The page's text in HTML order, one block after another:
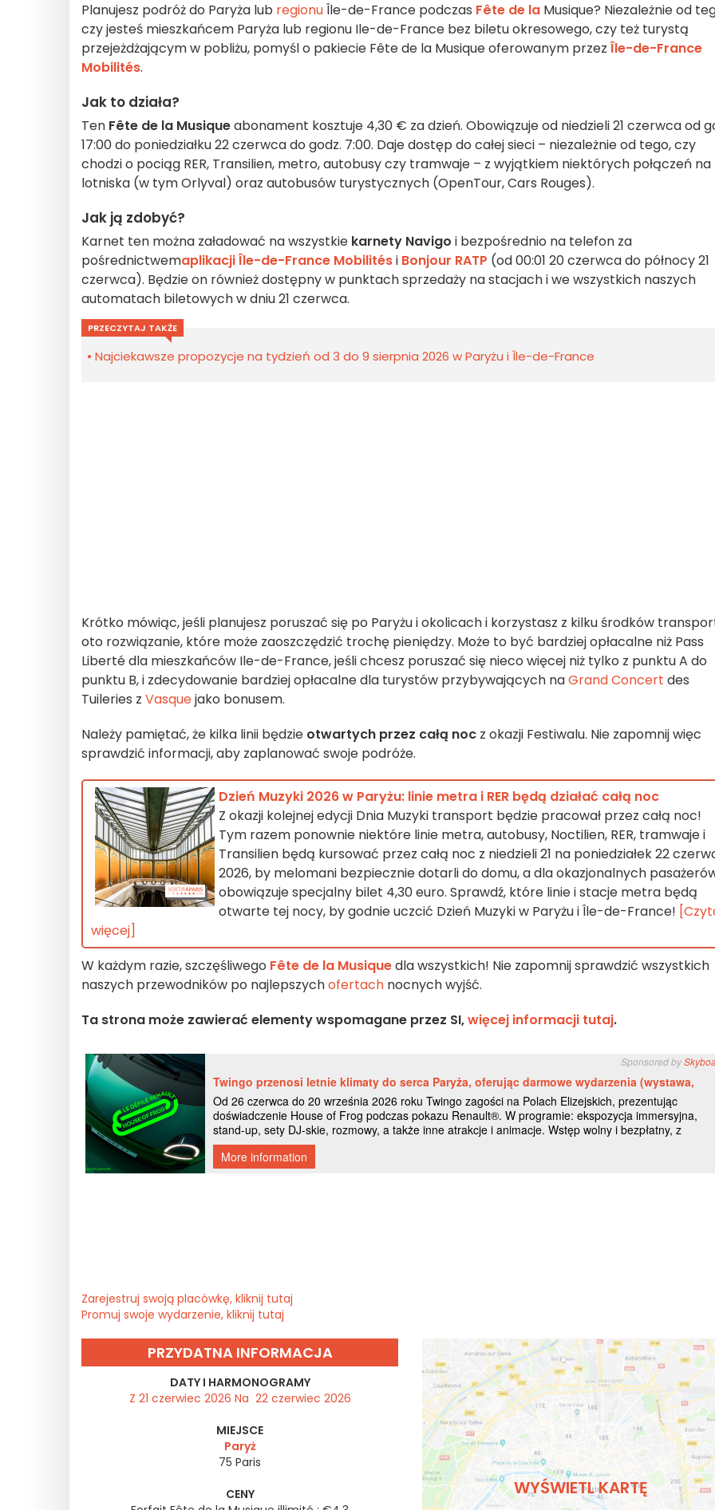
Planujesz podróż do Paryża lub regionuÎle-de-France podczas Fête de la Musique? Niezależnie od
czy jesteś mieszkańcem Paryża lub regionu Ile-de-France bez biletu okresowego, czy też turystą
przejeżdżającym w pobliżu, pomyśl o pakiecie Fête de la Musique oferowanym przez Île-de-France
Mobilités.
Jak to działa?
Ten Fête de la Musiqueabonament kosztuje 4,30 € za dzień. Obowiązuje od niedzieli 21 czerwca od
17:00 do poniedziałku 22 czerwca do godz. 7:00. Daje dostęp do całej sieci – niezależnie od tego, czy
chodzi o pociąg RER, Transilien, metro, autobusy czy tramwaje – z wyjątkiem niektórych połączeń na
lotniska (w tym Orlyval) oraz autobusów turystycznych (OpenTour, Cars Rouges).
Jak ją zdobyć?
Karnet ten można załadować na wszystkie karnety Navigo i bezpośrednio na telefon za
pośrednictwemaplikacji Île-de-France Mobilitési Bonjour RATP (od 00:01 20 czerwca do północy 21
czerwca). Będzie on również dostępny w punktach sprzedaży na stacjach i we wszystkich naszych
automatach biletowych w dniu 21 czerwca.
PRZECZYTAJ TAKŻE
Najciekawsze propozycje na tydzień od 3 do 9 sierpnia 2026 w Paryżu i Île-de-France
Krótko mówiąc, jeśli planujesz poruszać się po Paryżu i okolicach i korzystasz z kilku środków
oto rozwiązanie, które może zaoszczędzić trochę pieniędzy. Może to być bardziej opłacalne niż Pass
Liberté dla mieszkańców Ile-de-France, jeśli chcesz poruszać się nieco więcej niż tylko z punktu A do
punktu B, i zdecydowanie bardziej opłacalne dla turystów przybywających naGrand Concert des
Tuileries z Vasquejako bonusem.
Należy pamiętać, że kilka linii będzie otwartych przez całą noc z okazji Festiwalu. Nie zapomnij więc
sprawdzić informacji, aby zaplanować swoje podróże.
Dzień Muzyki 2026 w Paryżu: linie metra i RER będą działać całą noc
Z okazji kolejnej edycji Dnia Muzyki transport będzie pracował przez całą noc!
Tym razem ponownie niektóre linie metra, autobusy, Noctilien, RER, tramwaje i
Transilien będą kursować przez całą noc z niedzieli 21 na poniedziałek 22
2026, by melomani bezpiecznie dotarli do domu, a dla okazjonalnych
obowiązuje specjalny bilet 4,30 euro. Sprawdź, które linie i stacje metra będą
otwarte tej nocy, by godnie uczcić Dzień Muzyki w Paryżu i Île-de-France!
więcej]
W każdym razie, szczęśliwego Fête de la Musiquedla wszystkich! Nie zapomnij sprawdzić wszystkich
naszych przewodników po najlepszychofertach nocnych wyjść.
Ta strona może zawierać elementy wspomagane przez SI,więcej informacji tutaj.
Zarejestruj swoją placówkę, kliknij tutaj
Promuj swoje wydarzenie, kliknij tutaj
PRZYDATNA INFORMACJA
DATY I HARMONOGRAMY
Z 21 czerwiec 2026 Na 22 czerwiec 2026
MIEJSCE
Paryż
75 Paris
CENY
WYŚWIETL KARTĘ